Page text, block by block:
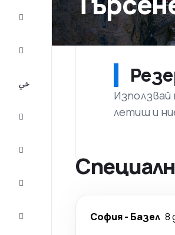
2026/27
Използвай
летиш и
София- Базел 8